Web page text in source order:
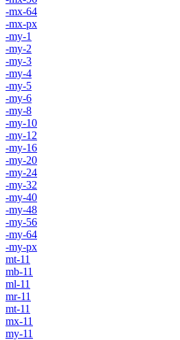
-mx-64
-mx-px
-my-1
-my-2
-my-3
-my-4
-my-5
-my-6
-my-8
-my-10
-my-12
-my-16
-my-20
-my-24
-my-32
-my-40
-my-48
-my-56
-my-64
-my-px
mt-11
mb-11
ml-11
mr-11
mt-11
mx-11
my-11